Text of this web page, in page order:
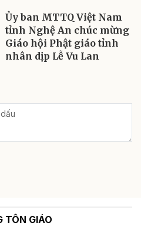
Ủy ban MTTQ Việt Nam
tỉnh Nghệ An chúc mừng
Giáo hội Phật giáo tỉnh
nhân dịp Lễ Vu Lan
TÔN GIÁO